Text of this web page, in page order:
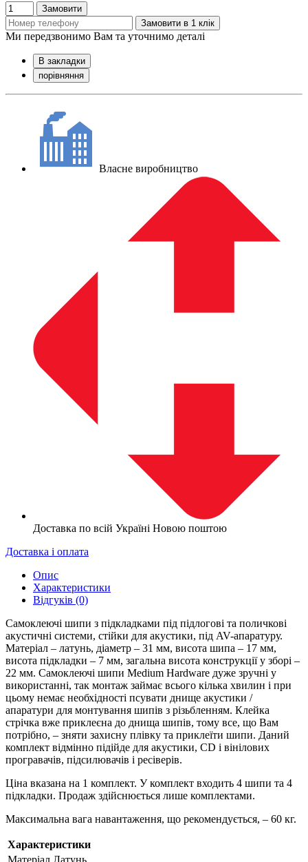
Замовити
Замовити в 1 клік
Ми передзвонимо Вам та уточнимо деталі
В закладки
порівняння
Власне виробництво
Доставка по всій Україні Новою поштою
Доставка і оплата
Опис
Характеристики
Відгуків (0)
Самоклеючі шипи з підкладками під підлогові та поличкові
акустичні системи, стійки для акустики, під AV-апаратуру.
Матеріал – латунь, діаметр – 31 мм, висота шипа – 17 мм,
висота підкладки – 7 мм, загальна висота конструкції у зборі –
22 мм. Самоклеючі шипи Medium Hardware дуже зручні у
використанні, так монтаж займає всього кілька хвилин і при
цьому немає необхідності псувати днище акустики /
апаратури для монтування шипів з різьбленням. Клейка
стрічка вже приклеєна до днища шипів, тому все, що Вам
потрібно, – зняти захисну плівку та приклеїти шипи. Даний
комплект відмінно підійде для акустики, CD і вінілових
програвачів, підсилювачів і ресіверів.
Ціна вказана на 1 комплект. У комплект входить 4 шипи та 4
підкладки. Продаж здійснюється лише комплектами.
Максимальна вага навантаження, що рекомендується, – 60 кг.
Характеристики
Матеріал Латунь